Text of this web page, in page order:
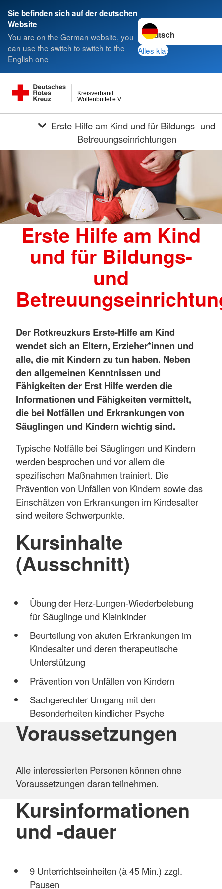
Sie befinden sich auf der deutschen
Website
You are on the German website, you
can use the switch to switch to the
English one
Sprache wechseln zu
Alles klar
Wolfenbüttel e.V.
Kreisverband
Betreuungseinrichtungen
Erste Hilfe am Kind
und für Bildungs-
und
Der Rotkreuzkurs Erste-Hilfe am Kind
wendet sich an Eltern, Erzieher*innen und
alle, die mit Kindern zu tun haben. Neben
den allgemeinen Kenntnissen und
Fähigkeiten der Erst Hilfe werden die
Informationen und Fähigkeiten vermittelt,
die bei Notfällen und Erkrankungen von
Säuglingen und Kindern wichtig sind.
Typische Notfälle bei Säuglingen und Kindern
werden besprochen und vor allem die
spezifischen Maßnahmen trainiert. Die
Prävention von Unfällen von Kindern sowie das
Einschätzen von Erkrankungen im Kindesalter
sind weitere Schwerpunkte.
Kursinhalte
(Ausschnitt)
Übung der Herz-Lungen-Wiederbelebung
für Säuglinge und Kleinkinder
Beurteilung von akuten Erkrankungen im
Kindesalter und deren therapeutische
Unterstützung
Prävention von Unfällen von Kindern
Sachgerechter Umgang mit den
Besonderheiten kindlicher Psyche
Voraussetzungen
Alle interessierten Personen können ohne
Voraussetzungen daran teilnehmen.
Kursinformationen
und -dauer
9 Unterrichtseinheiten (à 45 Min.) zzgl.
Pausen